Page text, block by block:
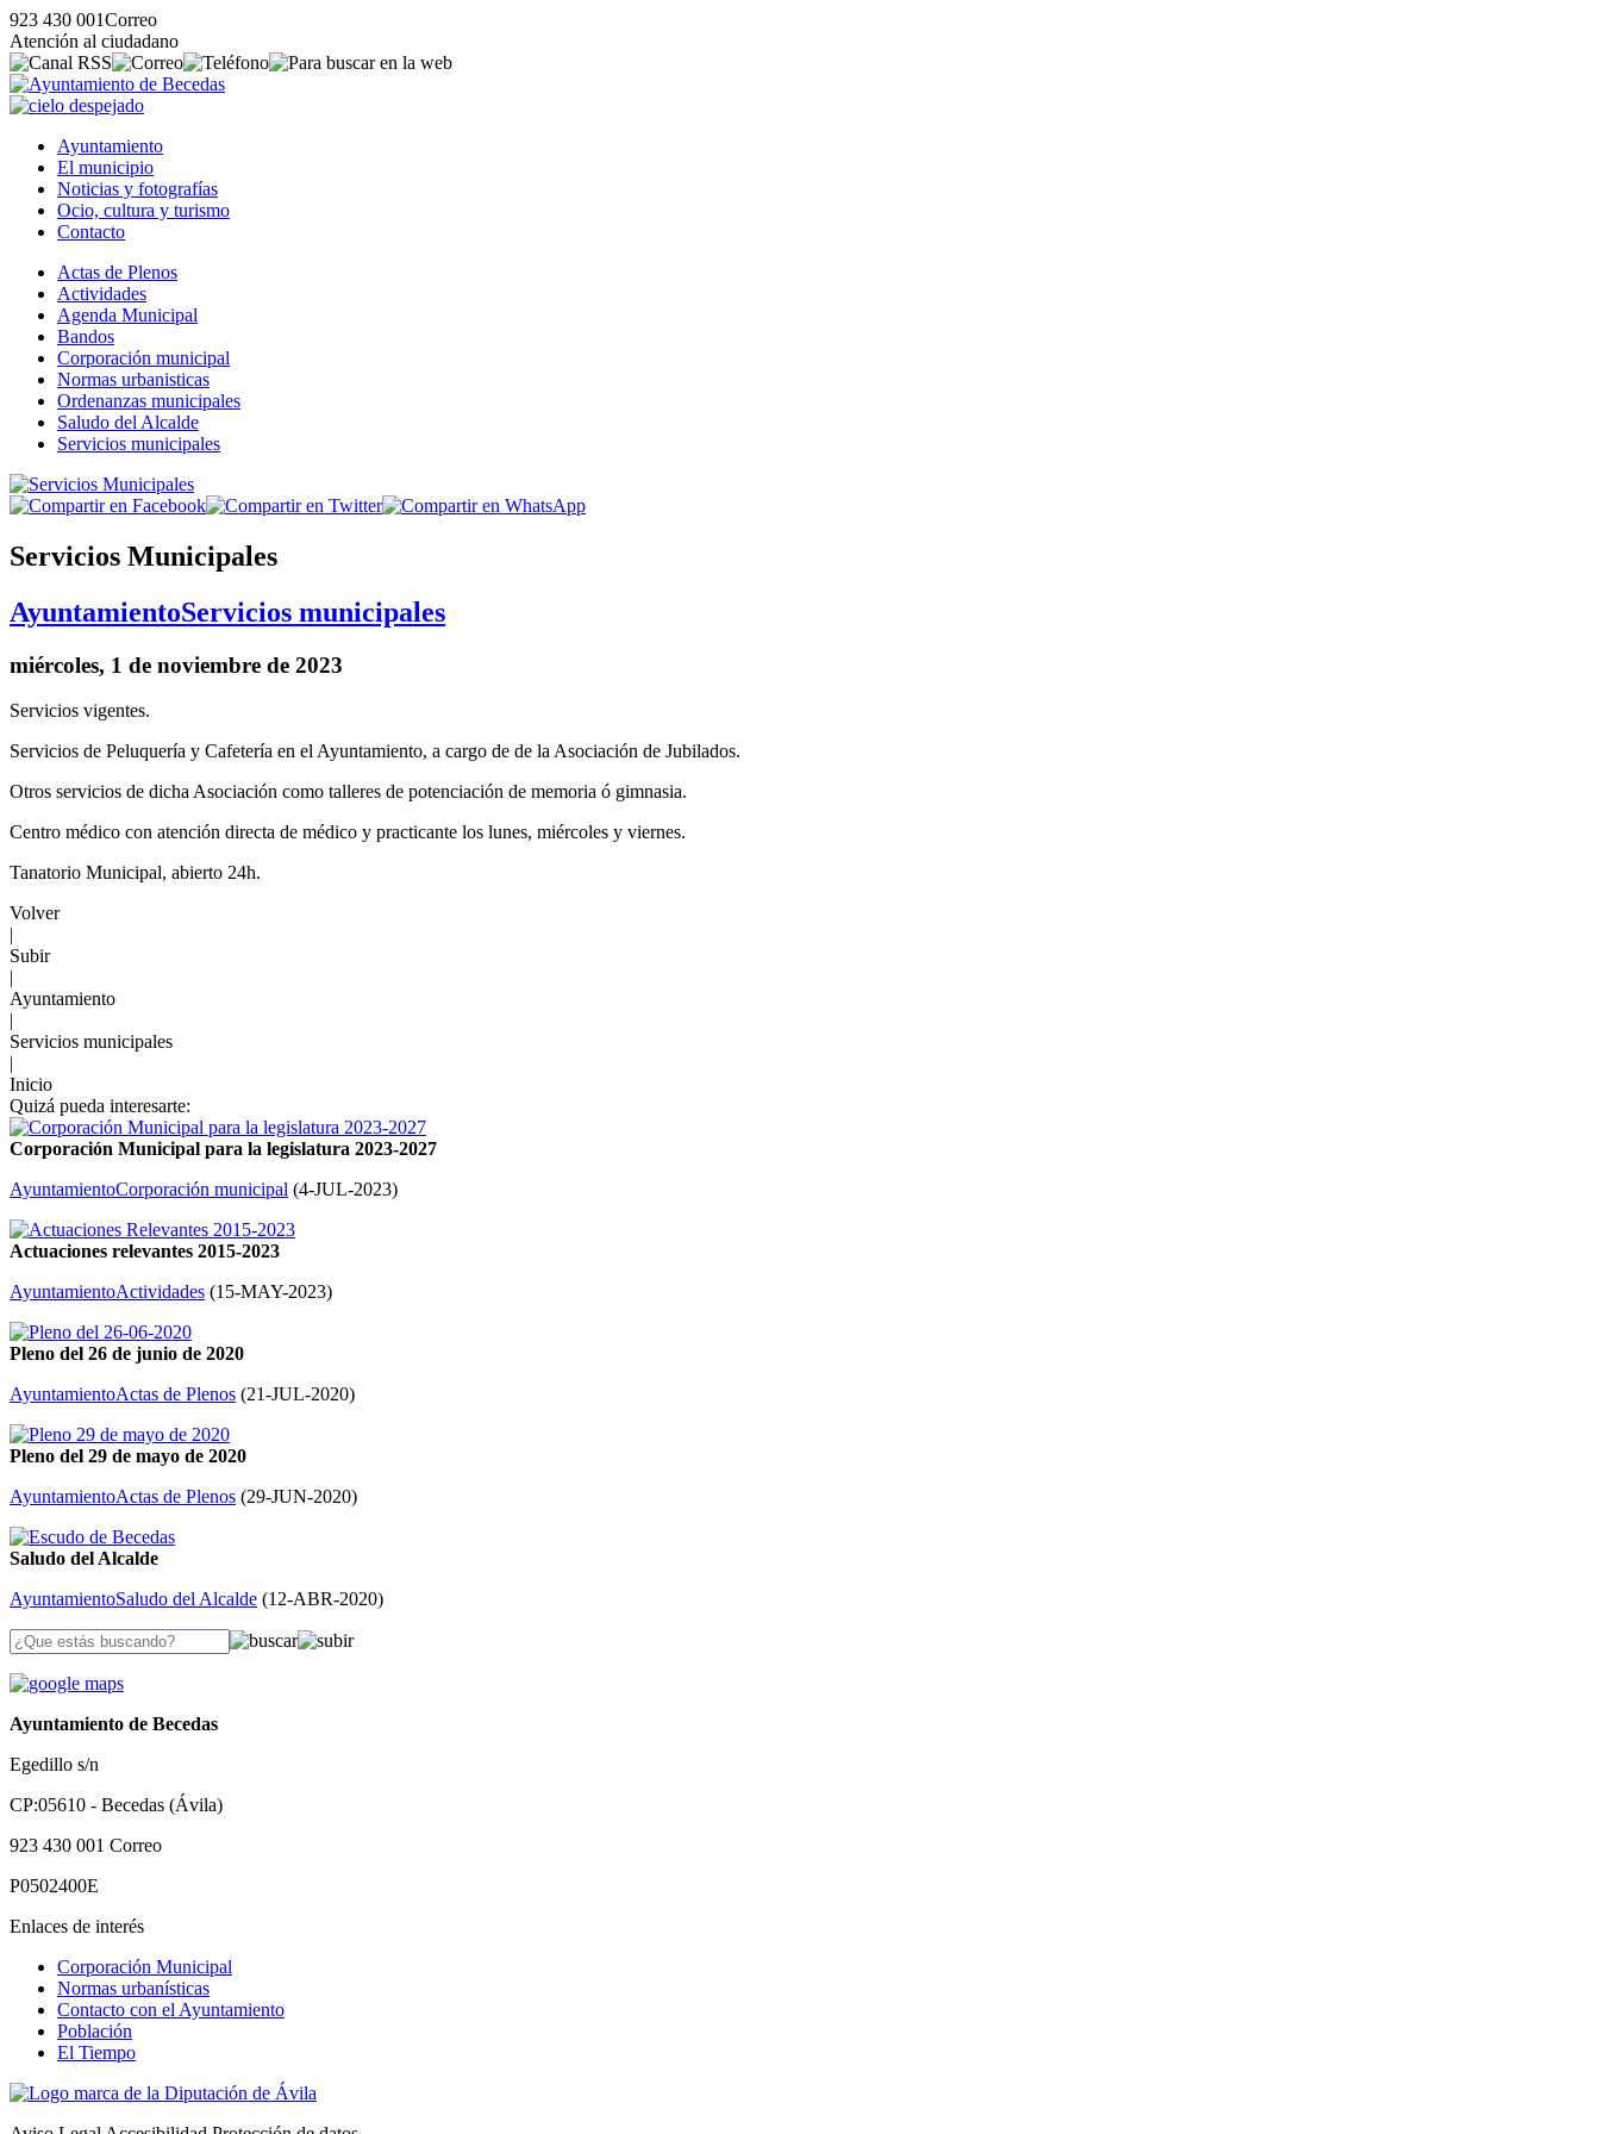
923 430 001Correo
Atención al ciudadano
Ayuntamiento
El municipio
Noticias y fotografías
Ocio, cultura y turismo
Contacto
Actas de Plenos
Actividades
Agenda Municipal
Bandos
Corporación municipal
Normas urbanisticas
Ordenanzas municipales
Saludo del Alcalde
Servicios municipales
Servicios Municipales
AyuntamientoServicios municipales
miércoles, 1 de noviembre de 2023
Servicios vigentes.
Servicios de Peluquería y Cafetería en el Ayuntamiento, a cargo de de la Asociación de Jubilados.
Otros servicios de dicha Asociación como talleres de potenciación de memoria ó gimnasia.
Centro médico con atención directa de médico y practicante los lunes, miércoles y viernes.
Tanatorio Municipal, abierto 24h.
Volver
|
Subir
|
Ayuntamiento
|
Servicios municipales
|
Inicio
Quizá pueda interesarte:
Corporación Municipal para la legislatura 2023-2027
AyuntamientoCorporación municipal (4-JUL-2023)
Actuaciones relevantes 2015-2023
AyuntamientoActividades (15-MAY-2023)
Pleno del 26 de junio de 2020
AyuntamientoActas de Plenos (21-JUL-2020)
Pleno del 29 de mayo de 2020
AyuntamientoActas de Plenos (29-JUN-2020)
Saludo del Alcalde
AyuntamientoSaludo del Alcalde (12-ABR-2020)
Ayuntamiento de Becedas
Egedillo s/n
CP:05610 - Becedas (Ávila)
923 430 001 Correo
P0502400E
Enlaces de interés
Corporación Municipal
Normas urbanísticas
Contacto con el Ayuntamiento
Población
El Tiempo